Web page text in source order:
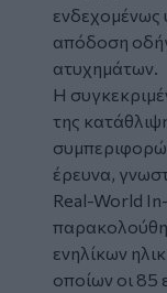
ενδεχομένως
απόδοση
ατυχημάτων.
Η
της
έρευνα,
Real-World
ενηλίκων
οποίων οι 85